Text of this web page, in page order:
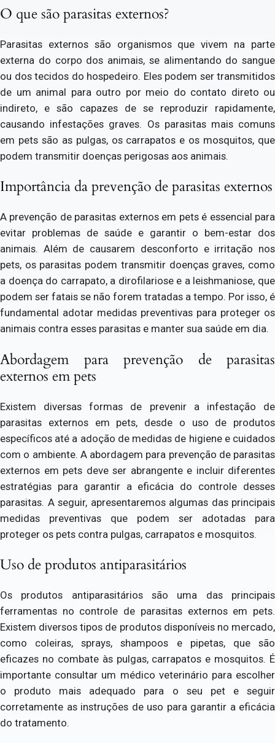
O que são parasitas externos?
Parasitas externos são organismos que vivem na parte
externa do corpo dos animais, se alimentando do sangue
ou dos tecidos do hospedeiro. Eles podem ser transmitidos
de um animal para outro por meio do contato direto ou
indireto, e são capazes de se reproduzir rapidamente,
causando infestações graves. Os parasitas mais comuns
em pets são as pulgas, os carrapatos e os mosquitos, que
podem transmitir doenças perigosas aos animais.
Importância da prevenção de parasitas externos
A prevenção de parasitas externos em pets é essencial para
evitar problemas de saúde e garantir o bem-estar dos
animais. Além de causarem desconforto e irritação nos
pets, os parasitas podem transmitir doenças graves, como
a doença do carrapato, a dirofilariose e a leishmaniose, que
podem ser fatais se não forem tratadas a tempo. Por isso, é
fundamental adotar medidas preventivas para proteger os
animais contra esses parasitas e manter sua saúde em dia.
Abordagem para prevenção de parasitas
externos em pets
Existem diversas formas de prevenir a infestação de
parasitas externos em pets, desde o uso de produtos
específicos até a adoção de medidas de higiene e cuidados
com o ambiente. A abordagem para prevenção de parasitas
externos em pets deve ser abrangente e incluir diferentes
estratégias para garantir a eficácia do controle desses
parasitas. A seguir, apresentaremos algumas das principais
medidas preventivas que podem ser adotadas para
proteger os pets contra pulgas, carrapatos e mosquitos.
Uso de produtos antiparasitários
Os produtos antiparasitários são uma das principais
ferramentas no controle de parasitas externos em pets.
Existem diversos tipos de produtos disponíveis no mercado,
como coleiras, sprays, shampoos e pipetas, que são
eficazes no combate às pulgas, carrapatos e mosquitos. É
importante consultar um médico veterinário para escolher
o produto mais adequado para o seu pet e seguir
corretamente as instruções de uso para garantir a eficácia
do tratamento.